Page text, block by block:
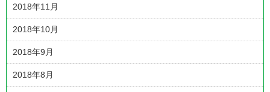
2018年11月
2018年10月
2018年9月
2018年8月